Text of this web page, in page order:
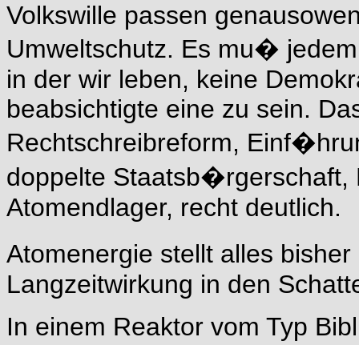
Volkswille passen
Umweltschutz. Es mu�
in der wir leben, keine
beabsichtigte eine zu sein.
Rechtschreibreform,
doppelte Staatsb�rgerschaft,
Atomendlager, recht deutlich.
Atomenergie stellt alles
Langzeitwirkung in den
In einem Reaktor vom Typ